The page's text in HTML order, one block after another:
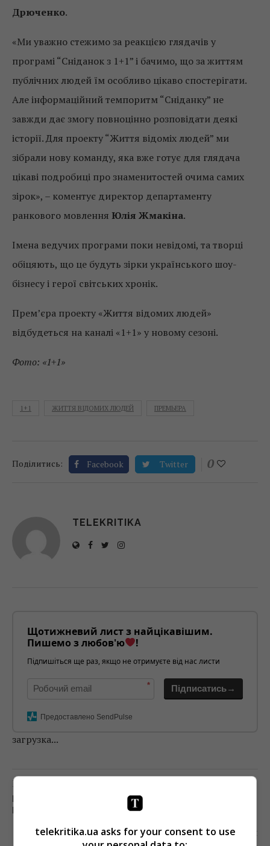
Дрюченко.
«Ми уважно стежимо за реакцією глядачів у
програмі “Сніданок з 1+1” і бачимо, що за життям
публічних людей їм особливо цікаво спостерігати.
Але інформаційний темпоритм “Сніданку” не
завжди дає змогу повноцінно розповідати деякі
історії. Для проекту “Життя відоміх людей” ми
зібрали нову команду, яка вже готує для глядача
цікаві подробиці про знаменитостей очима самих
зірок», – коментує директор департаменту
ранкового мовлення Юлія Жмакіна.
Імена ведучих програми поки невідомі, та творці
обіцяють, що це будуть зірки українського шоу-
бізнесу і герої світських хронік.
Прем’єра проекту «Життя відомих людей»
відбудеться на каналі «1+1» у новому сезоні.
Фото: «1+1»
1+1 ЖИТТЯ ВІДОМИХ ЛЮДЕЙ ПРЕМЬЕРА
Поділитись: Facebook Twitter 0
TELEKRITIKA
Щотижневий лист з найцікавішим.
Пишемо з любов'ю
!
Підпишіться ще раз, якщо не отримуєте від нас листи
* Підписатись→
Предоставлено SendPulse
загрузка...
Попередня стаття
ЕКС-КЕРІВНИК STARLIGHTMEDIA СТАВ
РАДНИКОМ ПРЕЗИДЕНТА
Наступна стаття
telekritika.ua asks for your consent to use